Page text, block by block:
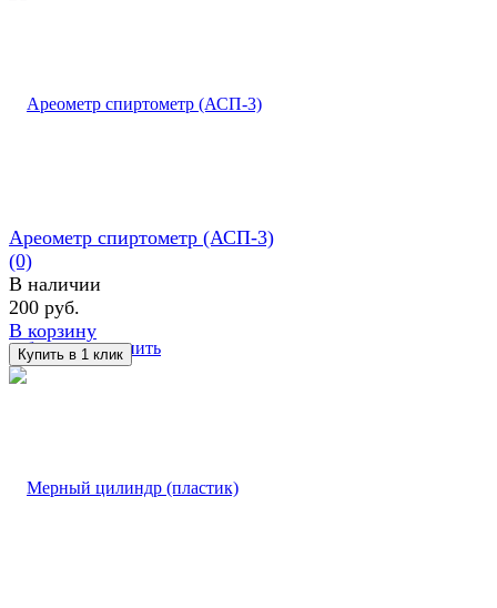
избранное сравнить
Ареометр спиртометр (АСП-3)
(0)
В наличии
200 руб.
В корзину